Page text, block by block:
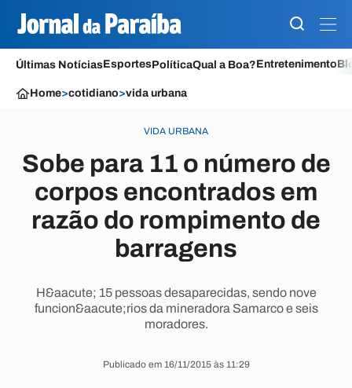
Últimas NotíciasEsportesPolíticaQual a Boa?Entretenimento
Home>cotidiano>vida urbana
VIDA URBANA
Sobe para 11 o número de
corpos encontrados em
razão do rompimento de
barragens
H&aacute; 15 pessoas desaparecidas, sendo nove
funcion&aacute;rios da mineradora Samarco e seis
moradores.
Publicado em 16/11/2015 às 11:29